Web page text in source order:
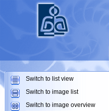
Switch to list view
Switch to image list
Switch to image overview